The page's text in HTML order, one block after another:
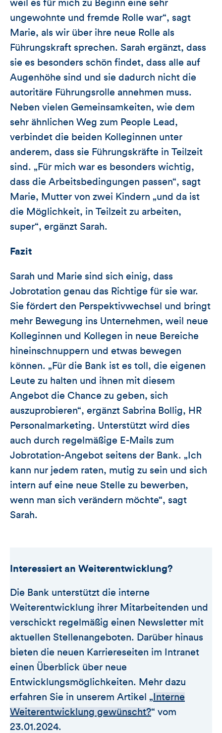
weil es für mich zu Beginn eine sehr
ungewohnte und fremde Rolle war“, sagt
Marie, als wir über ihre neue Rolle als
Führungskraft sprechen. Sarah ergänzt, dass
sie es besonders schön findet, dass alle auf
Augenhöhe sind und sie dadurch nicht die
autoritäre Führungsrolle annehmen muss.
Neben vielen Gemeinsamkeiten, wie dem
sehr ähnlichen Weg zum People Lead,
verbindet die beiden Kolleginnen unter
anderem, dass sie Führungskräfte in Teilzeit
sind. „Für mich war es besonders wichtig,
dass die Arbeitsbedingungen passen“, sagt
Marie, Mutter von zwei Kindern „und da ist
die Möglichkeit, in Teilzeit zu arbeiten,
super“, ergänzt Sarah.
Fazit
Sarah und Marie sind sich einig, dass
Jobrotation genau das Richtige für sie war.
Sie fördert den Perspektivwechsel und bringt
mehr Bewegung ins Unternehmen, weil neue
Kolleginnen und Kollegen in neue Bereiche
hineinschnuppern und etwas bewegen
können. „Für die Bank ist es toll, die eigenen
Leute zu halten und ihnen mit diesem
Angebot die Chance zu geben, sich
auszuprobieren“, ergänzt Sabrina Bollig, HR
Personalmarketing. Unterstützt wird dies
auch durch regelmäßige E-Mails zum
Jobrotation-Angebot seitens der Bank. „Ich
kann nur jedem raten, mutig zu sein und sich
intern auf eine neue Stelle zu bewerben,
wenn man sich verändern möchte“, sagt
Sarah.
Interessiert an Weiterentwicklung?
Die Bank unterstützt die interne
Weiterentwicklung ihrer Mitarbeitenden und
verschickt regelmäßig einen Newsletter mit
aktuellen Stellenangeboten. Darüber hinaus
bieten die neuen Karriereseiten im Intranet
einen Überblick über neue
Entwicklungsmöglichkeiten. Mehr dazu
erfahren Sie in unserem Artikel „ Interne
Weiterentwicklung gewünscht?“ vom
23.01.2024.